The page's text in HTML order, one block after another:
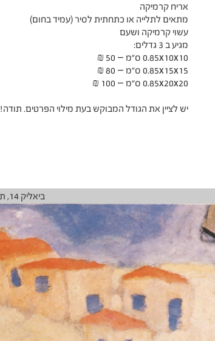
אריח קרמיקה
מתאים לתלייה או כתחתית לסיר (עמיד בחום)
עשוי קרמיקה ושעם
מגיע ב 3 גדלים:
0.85x10x10 ס"מ – 50 ₪
0.85x15x15 ס"מ – 80 ₪
0.85x20x20 ס"מ – 100 ₪
יש לציין את הגודל המבוקש בעת מילוי הפרטים. תודה!
ביאליק 14, תל אביב, 03-5255961